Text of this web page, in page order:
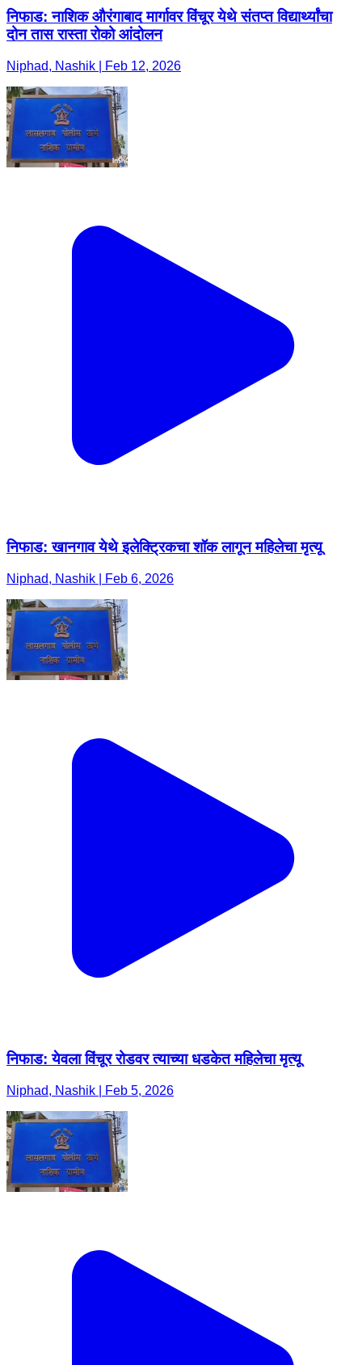
निफाड: नाशिक औरंगाबाद मार्गावर विंचूर येथे संतप्त विद्यार्थ्यांचा
दोन तास रास्ता रोको आंदोलन
Niphad, Nashik | Feb 12, 2026
निफाड: खानगाव येथे इलेक्ट्रिकचा शॉक लागून महिलेचा मृत्यू
Niphad, Nashik | Feb 6, 2026
निफाड: येवला विंचूर रोडवर त्याच्या धडकेत महिलेचा मृत्यू
Niphad, Nashik | Feb 5, 2026